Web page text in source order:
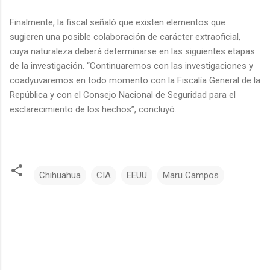
Finalmente, la fiscal señaló que existen elementos que
sugieren una posible colaboración de carácter extraoficial,
cuya naturaleza deberá determinarse en las siguientes etapas
de la investigación. “Continuaremos con las investigaciones y
coadyuvaremos en todo momento con la Fiscalía General de la
República y con el Consejo Nacional de Seguridad para el
esclarecimiento de los hechos”, concluyó.
Chihuahua CIA EEUU Maru Campos